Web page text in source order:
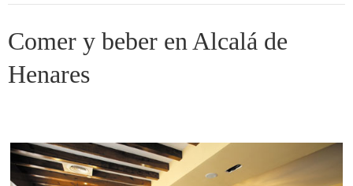
Comer y beber en Alcalá de
Henares